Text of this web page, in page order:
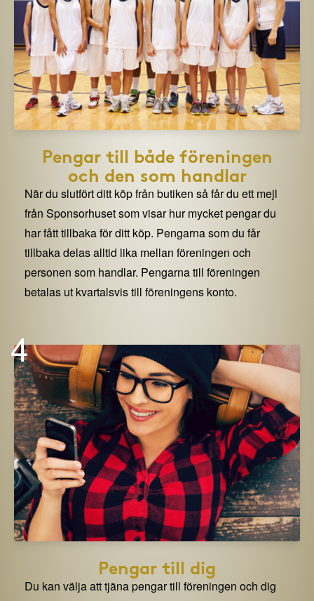
Pengar till både föreningen
och den som handlar
När du slutfört ditt köp från butiken så får du ett mejl
från Sponsorhuset som visar hur mycket pengar du
har fått tillbaka för ditt köp. Pengarna som du får
tillbaka delas alltid lika mellan föreningen och
personen som handlar. Pengarna till föreningen
betalas ut kvartalsvis till föreningens konto.
4
Pengar till dig
Du kan välja att tjäna pengar till föreningen och dig